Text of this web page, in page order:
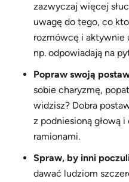
zazwyczaj więcej
uwagę do tego, co
rozmówcę i aktywnie
np. odpowiadają na
Popraw swoją
sobie charyzmę,
widzisz? Dobra
z podniesioną głową
ramionami.
Spraw, by inni
dawać ludziom